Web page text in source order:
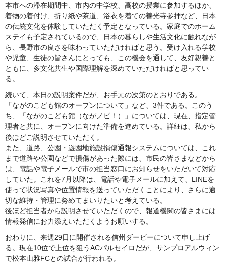
本市への滞在期間中、市内の中学校、高校の授業に参加するほか、
着物の着付け、折り紙や茶道、浴衣を着ての善光寺参拝など、日本
の伝統文化を体験していただく予定となっている。家庭でのホーム
ステイも予定されているので、日本の暮らしや生活文化に触れなが
ら、長野市の良さを味わっていただければと思う。受け入れる学校
や児童、生徒の皆さんにとっても、この機会を通して、友好親善と
ともに、多文化共生や国際理解を深めていただければと思ってい
る。
続いて、本日の説明案件だが、お手元の次第のとおりである。
「ながのこども館のオープンについて」など、3件である。このう
ち、「ながのこども館（ながノビ！）」については、現在、指定管
理者と共に、オープンに向けた準備を進めている。詳細は、私から
後ほどご説明させていただく。
また、道路、公園・遊園地施設損傷通報システムについては、これ
まで道路や公園などで損傷があった際には、市民の皆さまなどから
は、電話や電子メールで市の担当窓口にお知らせをいただいて対応
していた。これを7月以降は、電話や電子メールに加えて、LINEを
使って状況写真や位置情報を送っていただくことにより、さらに適
切な維持・管理に努めてまいりたいと考えている。
後ほど担当者から説明させていただくので、報道機関の皆さまには
情報発信にお力添えいただくようお願いする。
おわりに、来週29日に開催される信州ダービーについて申し上げ
る。現在10位で上位を狙うACパルセイロだが、サンプロアルウィン
で松本山雅FCとの試合が行われる。